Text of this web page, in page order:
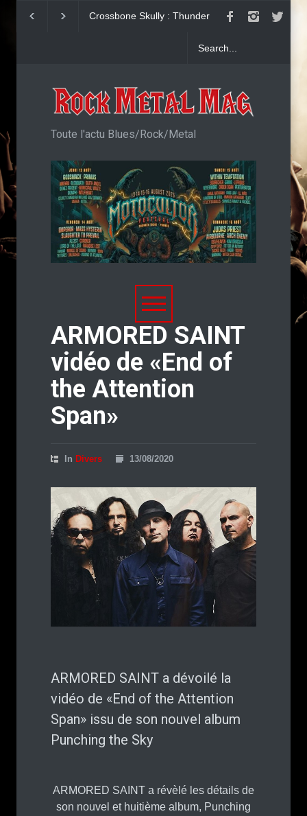
Dead Poet Society : clip de
John Diva & The
Love : Single
Toute l'actu Blues/Rock/Metal
ARMORED SAINT
vidéo de «End of
the Attention
Span»
In Divers 13/08/2020
ARMORED SAINT a dévoilé la
vidéo de «End of the Attention
Span» issu de son nouvel album
Punching the Sky
ARMORED SAINT a révèlé les détails de
son nouvel et huitième album, Punching